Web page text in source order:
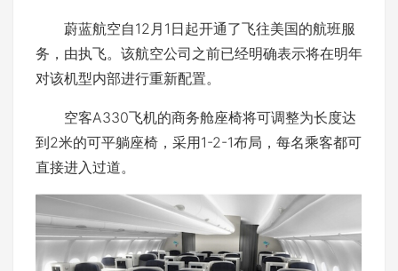
蔚蓝航空自12月1日起开通了飞往美国的航班服
务，由执飞。该航空公司之前已经明确表示将在明年
对该机型内部进行重新配置。
空客A330飞机的商务舱座椅将可调整为长度达
到2米的可平躺座椅，采用1-2-1布局，每名乘客都可
直接进入过道。